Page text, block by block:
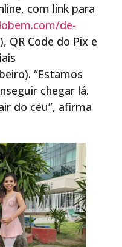
com link para
de-
), QR Code do Pix e
“Estamos
chegar lá.
do céu”, afirma